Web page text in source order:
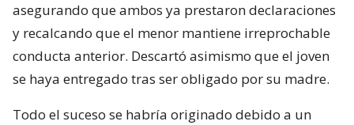
asegurando que ambos ya prestaron declaraciones
y recalcando que el menor mantiene irreprochable
conducta anterior. Descartó asimismo que el joven
se haya entregado tras ser obligado por su madre.
Todo el suceso se habría originado debido a un